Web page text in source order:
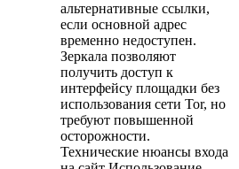
альтернативные ссылки,
если основной адрес
временно недоступен.
Зеркала позволяют
получить доступ к
интерфейсу площадки без
использования сети Tor, но
требуют повышенной
осторожности.
Технические нюансы входа